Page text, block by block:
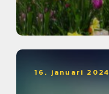
16. januari 2024